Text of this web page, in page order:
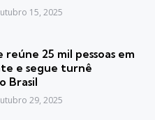
15, 2025
reúne 25 mil pessoas em
e segue turnê
Brasil
29, 2025